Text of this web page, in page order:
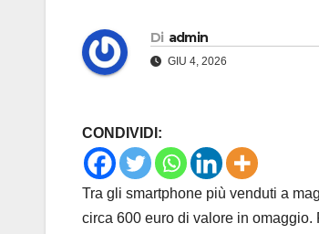
Di admin
GIU 4, 2026
CONDIVIDI:
Tra gli smartphone più venduti a
circa 600 euro di valore in omaggio.